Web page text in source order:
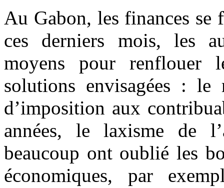
Au Gabon, les finances se
ces derniers mois, les
moyens pour renflouer
solutions envisagées :
d’imposition aux
années, le laxisme de
beaucoup ont oublié les
économiques, par